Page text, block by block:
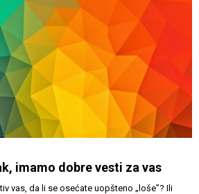
imamo dobre vesti za vas
vas, da li se osećate uopšteno „loše”? Ili